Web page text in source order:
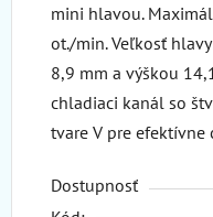
mini hlavou.
ot./min. Veľkosť
8,9 mm a výškou
chladiaci kanál so
tvare V pre efektívne
Dostupnosť